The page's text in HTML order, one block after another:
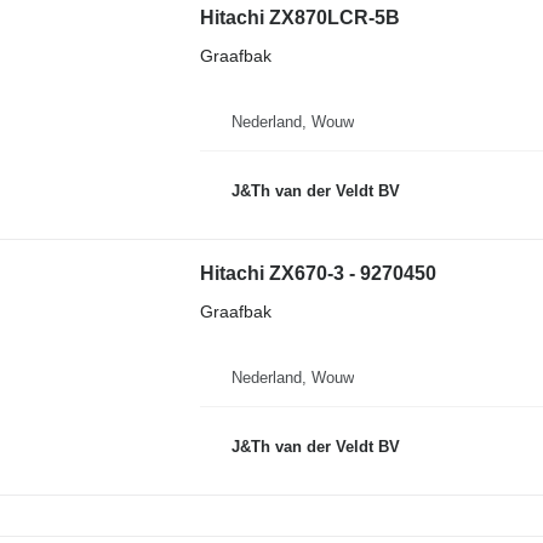
Hitachi ZX870LCR-5B
Graafbak
Nederland, Wouw
J&Th van der Veldt BV
Hitachi ZX670-3 - 9270450
Graafbak
Nederland, Wouw
J&Th van der Veldt BV